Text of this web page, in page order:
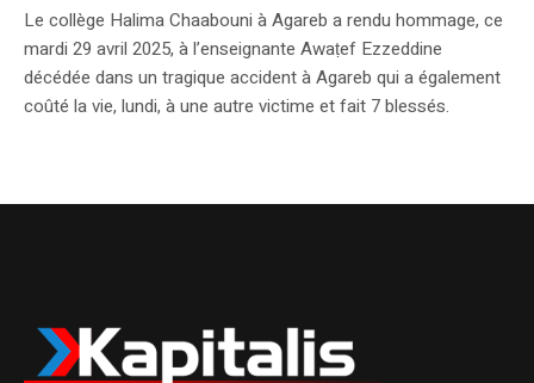
Le collège Halima Chaabouni à Agareb a rendu hommage, ce
mardi 29 avril 2025, à l’enseignante Awaṭef Ezzeddine
décédée dans un tragique accident à Agareb qui a également
coûté la vie, lundi, à une autre victime et fait 7 blessés.